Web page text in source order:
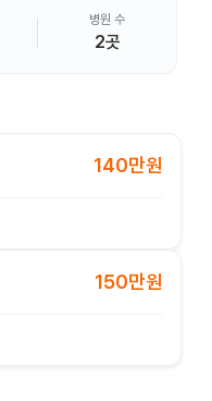
병원 수
2곳
140만원
150만원